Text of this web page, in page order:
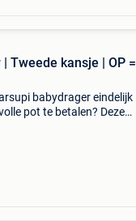
Tweede kansje | OP =
babydrager eindelijk
pot te betalen? Deze